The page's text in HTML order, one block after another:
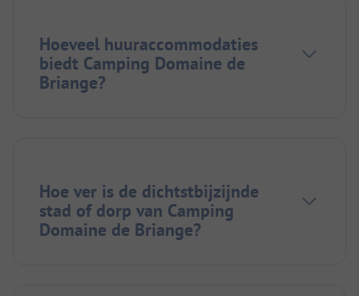
Hoeveel huuraccommodaties
biedt Camping Domaine de
Briange?
Hoe ver is de dichtstbijzijnde
stad of dorp van Camping
Domaine de Briange?